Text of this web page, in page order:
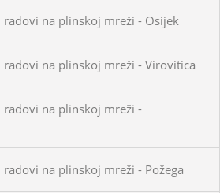
na plinskoj mreži - Osijek
na plinskoj mreži - Virovitica
na plinskoj mreži -
na plinskoj mreži - Požega